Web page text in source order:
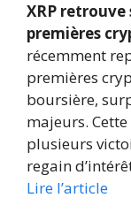
XRP
premières
récemment
premières
boursière,
majeurs.
plusieurs
regain
Lire l’article